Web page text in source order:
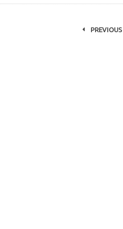
PREVIOUS